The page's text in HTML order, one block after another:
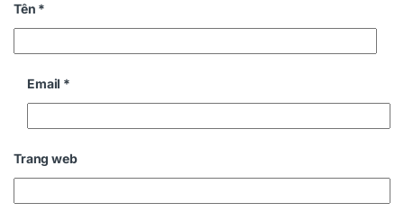
Tên *
Email *
Trang web